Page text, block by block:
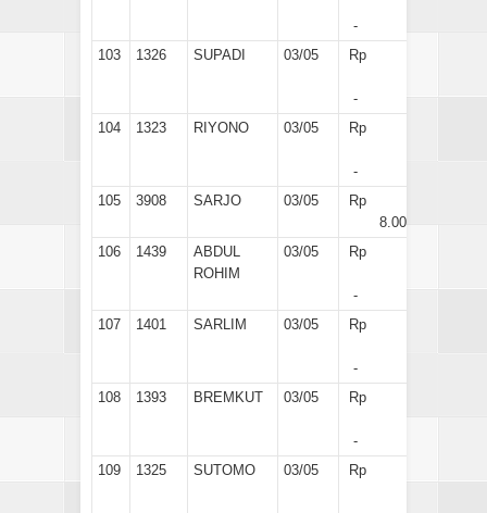
-
103
1326 SUPADI 03/05 Rp
-
104
1323 RIYONO 03/05 Rp
-
105
3908 SARJO 03/05
Rp
8.000
106
1439
ABDUL
ROHIM
03/05 Rp
-
107
1401 SARLIM 03/05 Rp
-
108
1393 BREMKUT 03/05 Rp
-
109
1325 SUTOMO 03/05 Rp